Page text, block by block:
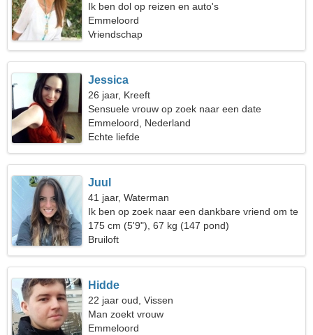
Ik ben dol op reizen en auto's
Emmeloord
Vriendschap
Jessica
26 jaar, Kreeft
Sensuele vrouw op zoek naar een date
Emmeloord, Nederland
Echte liefde
Juul
41 jaar, Waterman
Ik ben op zoek naar een dankbare vriend om te
skiën
175 cm (5'9"), 67 kg (147 pond)
Bruiloft
Hidde
22 jaar oud, Vissen
Man zoekt vrouw
Emmeloord